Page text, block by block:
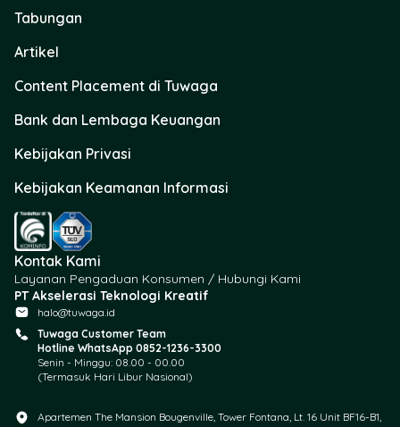
Tabungan
Artikel
Content Placement di Tuwaga
Bank dan Lembaga Keuangan
Kebijakan Privasi
Kebijakan Keamanan Informasi
Kontak Kami
Layanan Pengaduan Konsumen / Hubungi Kami
PT Akselerasi Teknologi Kreatif
halo@tuwaga.id
Tuwaga Customer Team
Hotline WhatsApp 0852-1236-3300
Senin - Minggu: 08.00 - 00.00
(Termasuk Hari Libur Nasional)
Apartemen The Mansion Bougenville, Tower Fontana, Lt. 16 Unit BF16-B1,